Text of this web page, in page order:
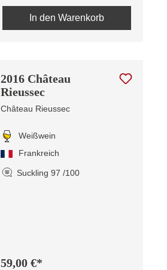
In den Warenkorb
2016 Château
Rieussec
Château Rieussec
Weißwein
Frankreich
Suckling 97 /100
59,00 €*